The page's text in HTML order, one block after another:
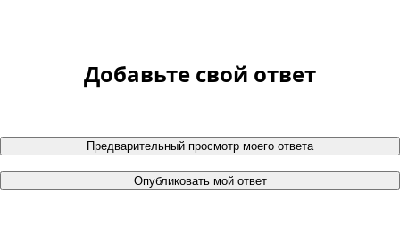
Добавьте свой ответ
Предварительный просмотр моего ответа
Опубликовать мой ответ